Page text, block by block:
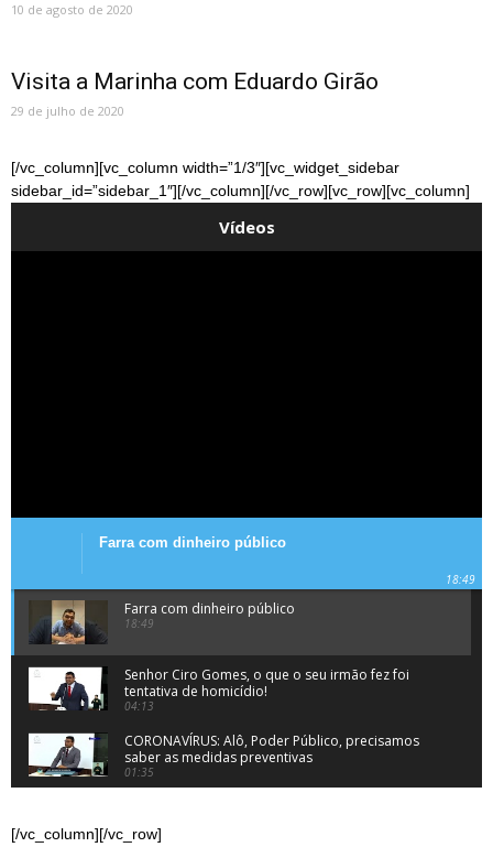
10 de agosto de 2020
Visita a Marinha com Eduardo Girão
29 de julho de 2020
[/vc_column][vc_column width=”1/3″][vc_widget_sidebar
sidebar_id=”sidebar_1″][/vc_column][/vc_row][vc_row][vc_column]
Vídeos
Farra com dinheiro público
18:49
Farra com dinheiro público
18:49
Senhor Ciro Gomes, o que o seu irmão fez foi
tentativa de homicídio!
04:13
CORONAVÍRUS: Alô, Poder Público, precisamos
saber as medidas preventivas
01:35
[/vc_column][/vc_row]